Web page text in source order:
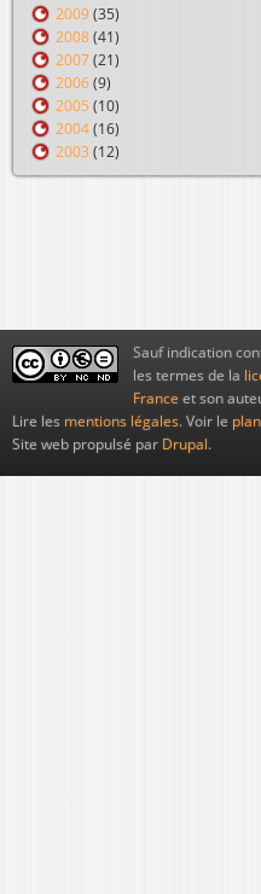
2009 (35)
2008 (41)
2007 (21)
2006 (9)
2005 (10)
2004 (16)
2003 (12)
Sauf indication
les termes de la
France et son
Lire les mentions légales. Voir le
Site web propulsé par Drupal.